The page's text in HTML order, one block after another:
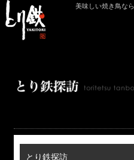
美味しい焼き鳥な
とり鉄探訪